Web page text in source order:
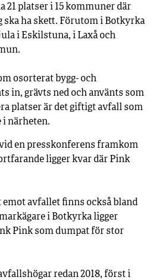
21 platser i 15 kommuner där
ha skett. Förutom i Botkyrka
i Eskilstuna, i Laxå och
osorterat bygg- och
in, grävts ned och använts som
platser är det giftigt avfall som
i närheten.
en presskonferens framkom
ligger kvar där Pink
emot avfallet finns också bland
i Botkyrka ligger
Pink som dumpat för stor
redan 2018, först i